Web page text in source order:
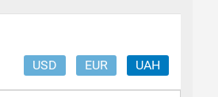
USD EUR UAH